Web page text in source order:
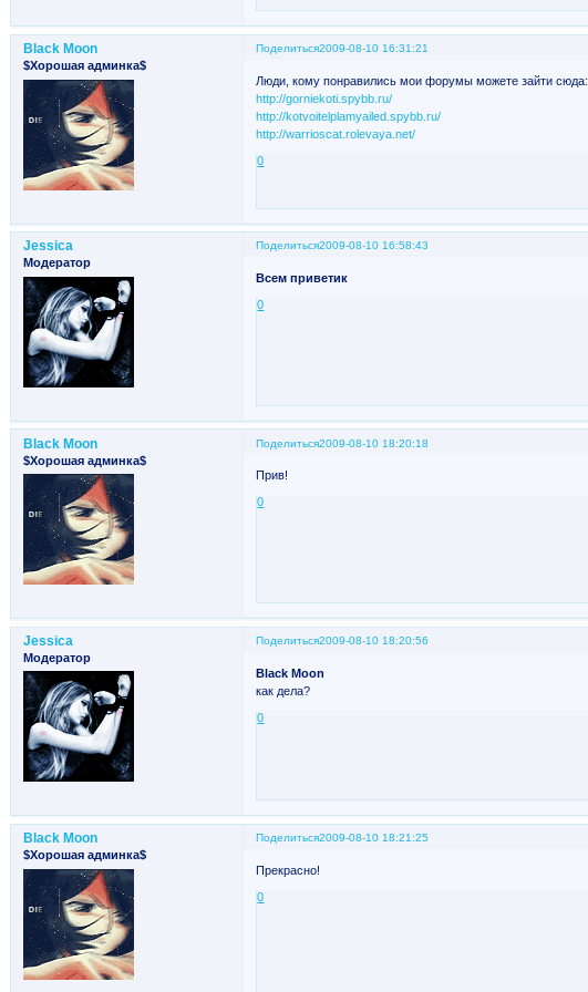
Поделиться2009-08-10 16:31:21
Black Moon
$Хорошая админка$
Люди, кому понравились мои форумы можете зайти сюда:
http://gorniekoti.spybb.ru/
http://kotvoitelplamyailed.spybb.ru/
http://warrioscat.rolevaya.net/
0
Поделиться2009-08-10 16:58:43
Jessica
Модератор
Всем приветик
0
Поделиться2009-08-10 18:20:18
Black Moon
$Хорошая админка$
Прив!
0
Поделиться2009-08-10 18:20:56
Jessica
Модератор
Black Moon
как дела?
0
Поделиться2009-08-10 18:21:25
Black Moon
$Хорошая админка$
Прекрасно!
0